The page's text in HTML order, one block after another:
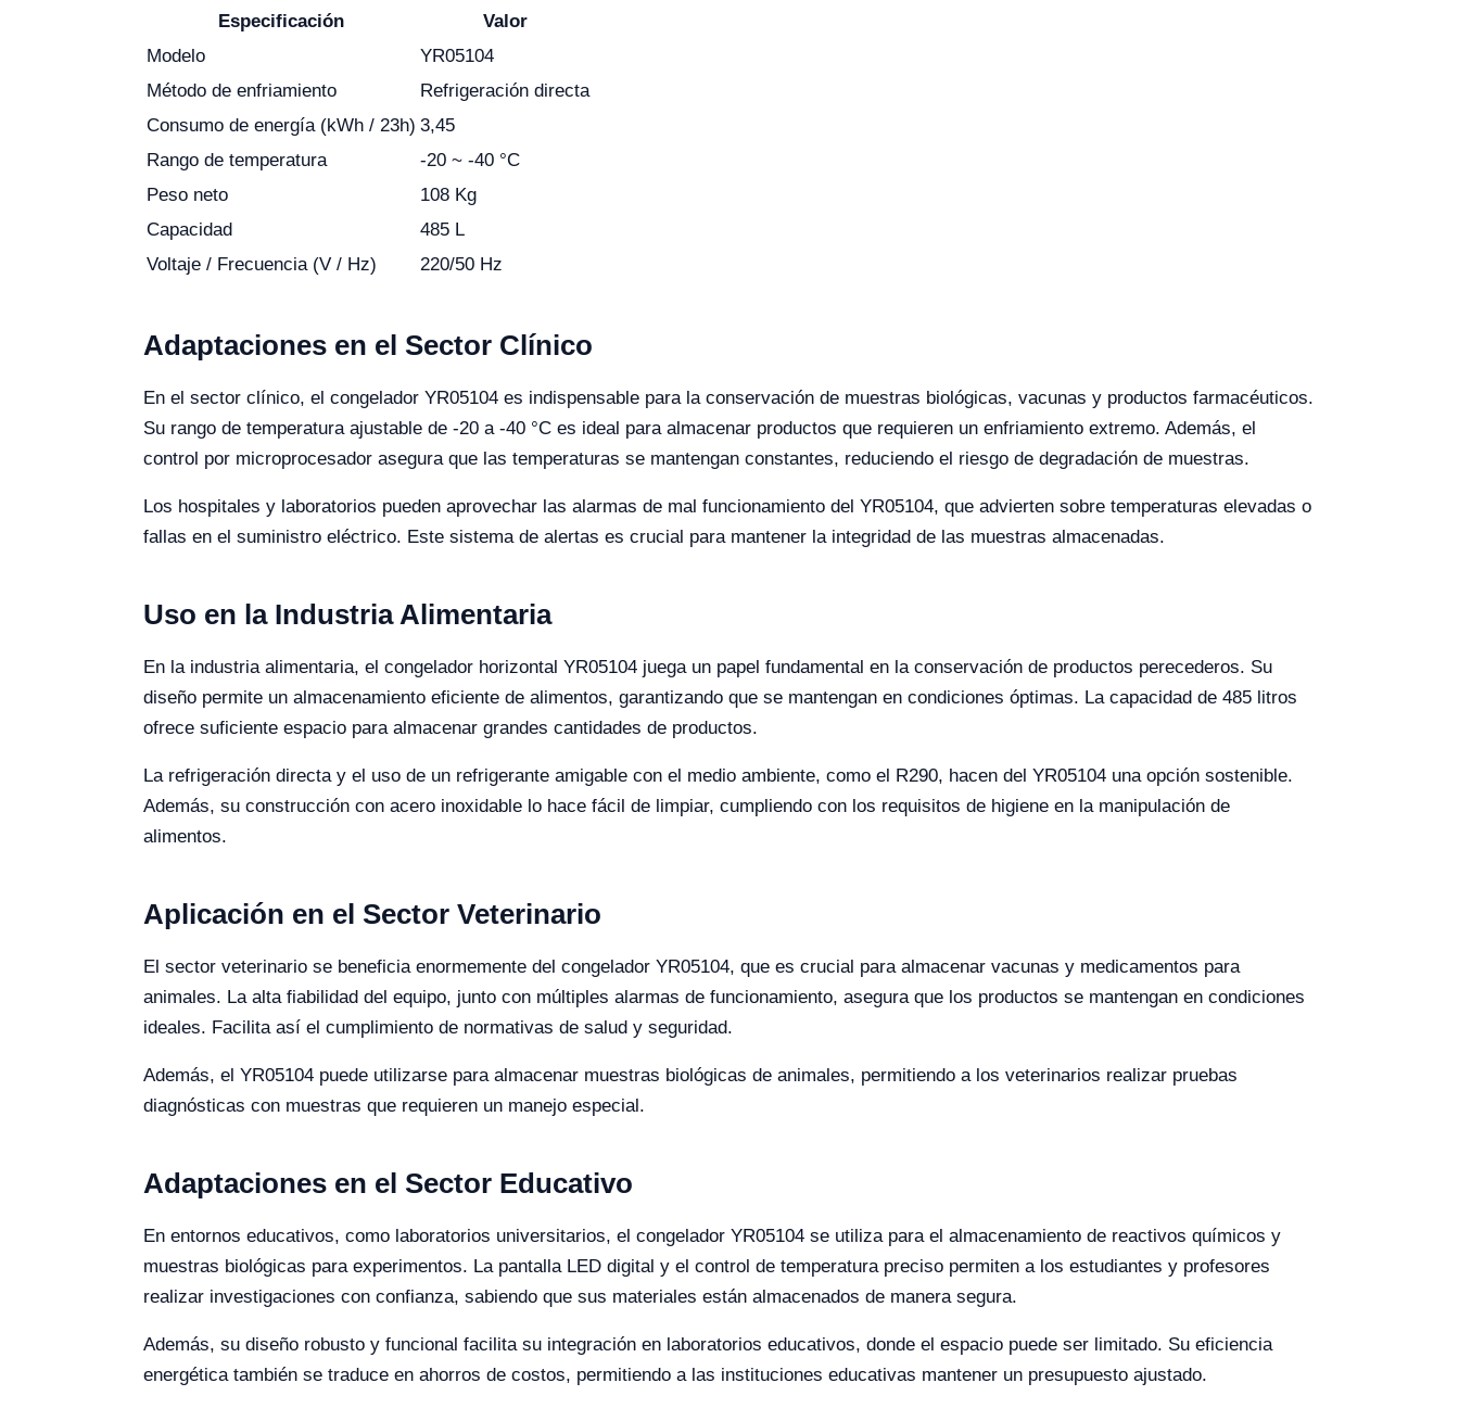
Especificación
Valor
Modelo
YR05104
Método de enfriamiento
Refrigeración directa
Consumo de energía (kWh / 23h) 3,45
Rango de temperatura
-20 ~ -40 °C
Peso neto
108 Kg
Capacidad
485 L
Voltaje / Frecuencia (V / Hz)
220/50 Hz
Adaptaciones en el Sector Clínico
En el sector clínico, el congelador YR05104 es indispensable para la conservación de muestras biológicas, vacunas y productos farmacéuticos.
Su rango de temperatura ajustable de -20 a -40 °C es ideal para almacenar productos que requieren un enfriamiento extremo. Además, el
control por microprocesador asegura que las temperaturas se mantengan constantes, reduciendo el riesgo de degradación de muestras.
Los hospitales y laboratorios pueden aprovechar las alarmas de mal funcionamiento del YR05104, que advierten sobre temperaturas elevadas o
fallas en el suministro eléctrico. Este sistema de alertas es crucial para mantener la integridad de las muestras almacenadas.
Uso en la Industria Alimentaria
En la industria alimentaria, el congelador horizontal YR05104 juega un papel fundamental en la conservación de productos perecederos. Su
diseño permite un almacenamiento eficiente de alimentos, garantizando que se mantengan en condiciones óptimas. La capacidad de 485 litros
ofrece suficiente espacio para almacenar grandes cantidades de productos.
La refrigeración directa y el uso de un refrigerante amigable con el medio ambiente, como el R290, hacen del YR05104 una opción sostenible.
Además, su construcción con acero inoxidable lo hace fácil de limpiar, cumpliendo con los requisitos de higiene en la manipulación de
alimentos.
Aplicación en el Sector Veterinario
El sector veterinario se beneficia enormemente del congelador YR05104, que es crucial para almacenar vacunas y medicamentos para
animales. La alta fiabilidad del equipo, junto con múltiples alarmas de funcionamiento, asegura que los productos se mantengan en condiciones
ideales. Facilita así el cumplimiento de normativas de salud y seguridad.
Además, el YR05104 puede utilizarse para almacenar muestras biológicas de animales, permitiendo a los veterinarios realizar pruebas
diagnósticas con muestras que requieren un manejo especial.
Adaptaciones en el Sector Educativo
En entornos educativos, como laboratorios universitarios, el congelador YR05104 se utiliza para el almacenamiento de reactivos químicos y
muestras biológicas para experimentos. La pantalla LED digital y el control de temperatura preciso permiten a los estudiantes y profesores
realizar investigaciones con confianza, sabiendo que sus materiales están almacenados de manera segura.
Además, su diseño robusto y funcional facilita su integración en laboratorios educativos, donde el espacio puede ser limitado. Su eficiencia
energética también se traduce en ahorros de costos, permitiendo a las instituciones educativas mantener un presupuesto ajustado.